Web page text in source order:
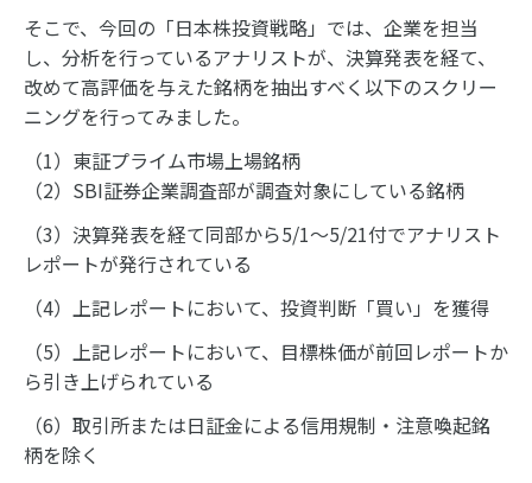
そこで、今回の「日本株投資戦略」では、企業を担当
し、分析を行っているアナリストが、決算発表を経て、
改めて高評価を与えた銘柄を抽出すべく以下のスクリー
ニングを行ってみました。
（1）東証プライム市場上場銘柄
（2）SBI証券企業調査部が調査対象にしている銘柄
（3）決算発表を経て同部から5/1～5/21付でアナリスト
レポートが発行されている
（4）上記レポートにおいて、投資判断「買い」を獲得
（5）上記レポートにおいて、目標株価が前回レポートか
ら引き上げられている
（6）取引所または日証金による信用規制・注意喚起銘
柄を除く